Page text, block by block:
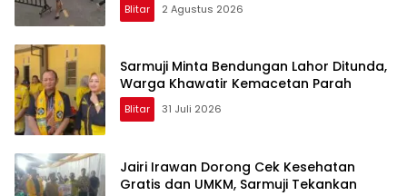
Blitar 2 Agustus 2026
Sarmuji Minta Bendungan Lahor Ditunda,
Warga Khawatir Kemacetan Parah
Blitar 31 Juli 2026
Jairi Irawan Dorong Cek Kesehatan
Gratis dan UMKM, Sarmuji Tekankan